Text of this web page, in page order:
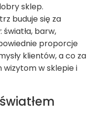
sklep.
buduje się za
barw,
proporcje
klientów, a co za
wizytom w sklepie i